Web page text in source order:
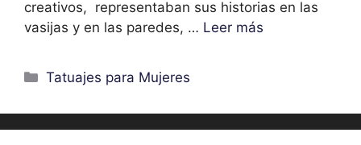
creativos, representaban sus historias en las
vasijas y en las paredes, … Leer más
Categorías
Tatuajes para Mujeres